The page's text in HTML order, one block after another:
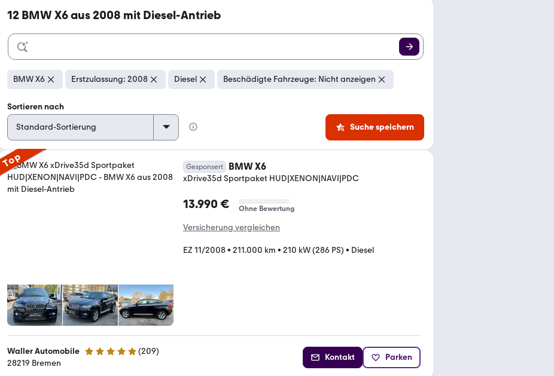
12 BMW X6 aus 2008 mit Diesel-Antrieb
BMW X6 Erstzulassung: 2008 Diesel Beschädigte Fahrzeuge: Nicht anzeigen
Sortieren nach
Suche speichern
Top Gesponsert BMW X6
xDrive35d Sportpaket HUD|XENON|NAVI|PDC
13.990 € Ohne Bewertung
Versicherung vergleichen
EZ 11/2008• 211.000 km • 210 kW (286 PS) • Diesel
Waller Automobile 4.8 Sterne (209)
28219 Bremen
Kontakt Parken